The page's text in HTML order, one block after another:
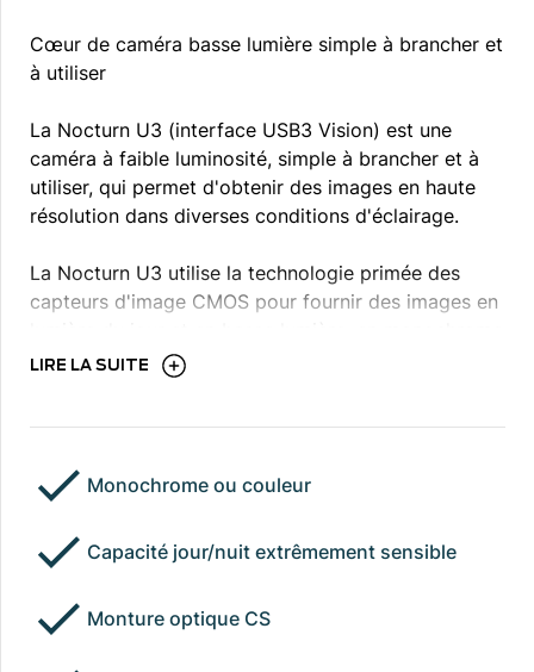
Cœur de caméra basse lumière simple à brancher et
à utiliser
La Nocturn U3 (interface USB3 Vision) est une
caméra à faible luminosité, simple à brancher et à
utiliser, qui permet d'obtenir des images en haute
résolution dans diverses conditions d'éclairage.
La Nocturn U3 utilise la technologie primée des
capteurs d'image CMOS pour fournir des images en
ou en couleur, pour un éventail varié d'applications
LIRE LA SUITE
Monochrome ou couleur
Capacité jour/nuit extrêmement sensible
Monture optique CS